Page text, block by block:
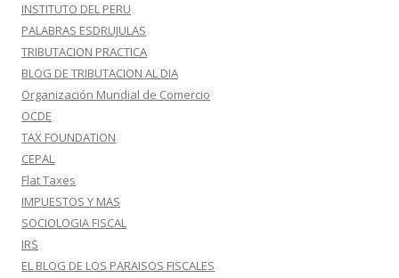
INSTITUTO DEL PERU
PALABRAS ESDRUJULAS
TRIBUTACION PRACTICA
BLOG DE TRIBUTACION AL DIA
Organización Mundial de Comercio
OCDE
TAX FOUNDATION
CEPAL
Flat Taxes
IMPUESTOS Y MAS
SOCIOLOGIA FISCAL
IRS
EL BLOG DE LOS PARAISOS FISCALES